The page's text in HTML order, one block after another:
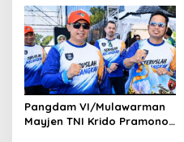
n
Melangkah”
Pangdam VI/Mulawarman
Mayjen TNI Krido Pramono